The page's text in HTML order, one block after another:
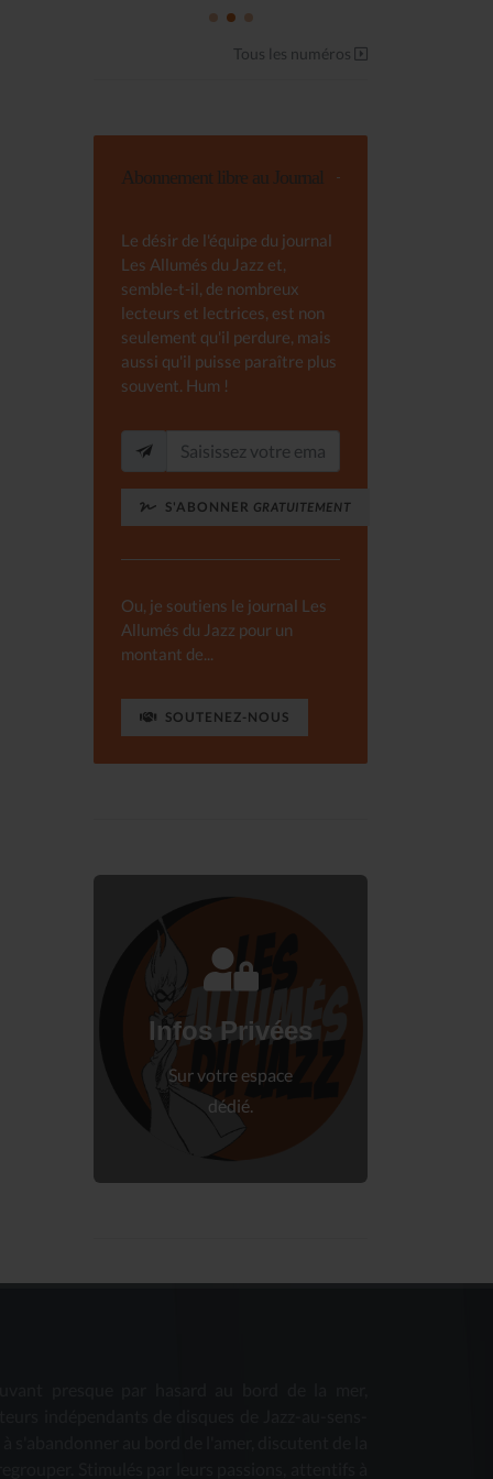
Tous les numéros
Abonnement libre au Journal
Le désir de l'équipe du journal
Les Allumés du Jazz et,
semble-t-il, de nombreux
lecteurs et lectrices, est non
seulement qu'il perdure, mais
aussi qu'il puisse paraître plus
souvent. Hum !
S'ABONNER GRATUITEMENT
Ou, je soutiens le journal Les
Allumés du Jazz pour un
montant de...
SOUTENEZ-NOUS
Infos Privées
Sur votre espace
dédié.
Connectez-vous